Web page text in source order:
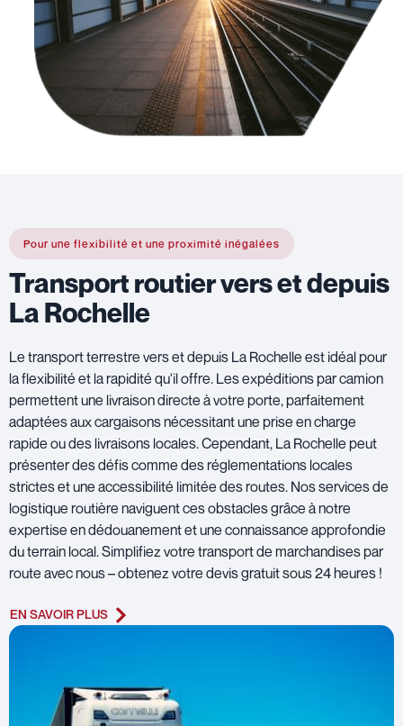
Pour une flexibilité et une proximité inégalées
Transport routier vers et depuis
La Rochelle
Le transport terrestre vers et depuis La Rochelle est idéal pour
la flexibilité et la rapidité qu'il offre. Les expéditions par camion
permettent une livraison directe à votre porte, parfaitement
adaptées aux cargaisons nécessitant une prise en charge
rapide ou des livraisons locales. Cependant, La Rochelle peut
présenter des défis comme des réglementations locales
strictes et une accessibilité limitée des routes. Nos services de
logistique routière naviguent ces obstacles grâce à notre
expertise en dédouanement et une connaissance approfondie
du terrain local. Simplifiez votre transport de marchandises par
route avec nous – obtenez votre devis gratuit sous 24 heures !
EN SAVOIR PLUS